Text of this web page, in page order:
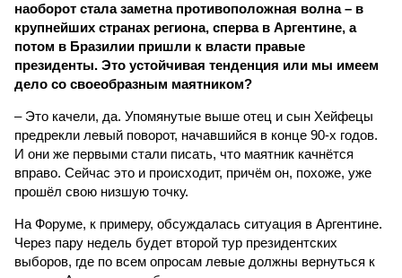
наоборот стала заметна противоположная волна – в
крупнейших странах региона, сперва в Аргентине, а
потом в Бразилии пришли к власти правые
президенты. Это устойчивая тенденция или мы имеем
дело со своеобразным маятником?
– Это качели, да. Упомянутые выше отец и сын Хейфецы
предрекли левый поворот, начавшийся в конце 90-х годов.
И они же первыми стали писать, что маятник качнётся
вправо. Сейчас это и происходит, причём он, похоже, уже
прошёл свою низшую точку.
На Форуме, к примеру, обсуждалась ситуация в Аргентине.
Через пару недель будет второй тур президентских
выборов, где по всем опросам левые должны вернуться к